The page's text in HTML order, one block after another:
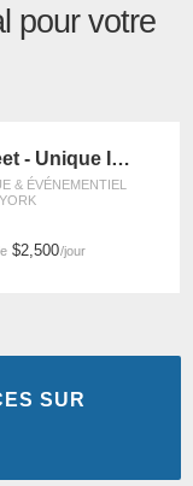
pour votre
West 35th Street - Unique Industrial Space
& ÉVÉNEMENTIEL
$2,500/jour
SUR